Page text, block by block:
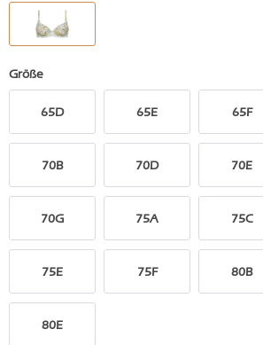
Größe
65D 65E 65F
70B 70D 70E
70G 75A 75C
75E 75F 80B
80E